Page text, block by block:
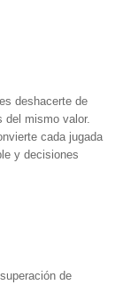
deshacerte de
del mismo valor.
cada jugada
y decisiones
de